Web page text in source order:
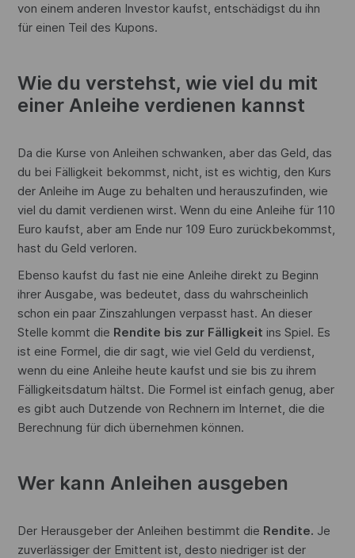
von einem anderen Investor kaufst, entschädigst du ihn
für einen Teil des Kupons.
Wie du verstehst, wie viel du mit
einer Anleihe verdienen kannst
Da die Kurse von Anleihen schwanken, aber das Geld, das
du bei Fälligkeit bekommst, nicht, ist es wichtig, den Kurs
der Anleihe im Auge zu behalten und herauszufinden, wie
viel du damit verdienen wirst. Wenn du eine Anleihe für 110
Euro kaufst, aber am Ende nur 109 Euro zurückbekommst,
hast du Geld verloren.
Ebenso kaufst du fast nie eine Anleihe direkt zu Beginn
ihrer Ausgabe, was bedeutet, dass du wahrscheinlich
schon ein paar Zinszahlungen verpasst hast. An dieser
Stelle kommt die Rendite bis zur Fälligkeit ins Spiel. Es
ist eine Formel, die dir sagt, wie viel Geld du verdienst,
wenn du eine Anleihe heute kaufst und sie bis zu ihrem
Fälligkeitsdatum hältst. Die Formel ist einfach genug, aber
es gibt auch Dutzende von Rechnern im Internet, die die
Berechnung für dich übernehmen können.
Wer kann Anleihen ausgeben
Der Herausgeber der Anleihen bestimmt die Rendite. Je
zuverlässiger der Emittent ist, desto niedriger ist der